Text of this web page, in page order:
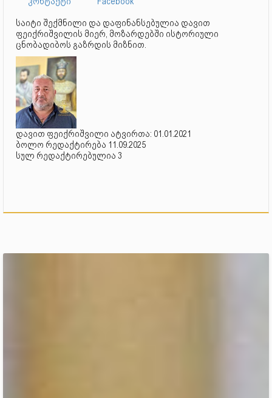
საიტი შექმნილი და დაფინანსებულია დავით
ფეიქრიშვილის მიერ, მოზარდებში ისტორიული
ცნობადიბოს გაზრდის მიზნით.
დავით ფეიქრიშვილი ატვირთა: 01.01.2021
ბოლო რედაქტირება 11.09.2025
სულ რედაქტირებულია 3